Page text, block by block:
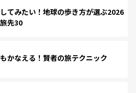
てみたい！地球の歩き方が選ぶ2026
先30
かなえる！賢者の旅テクニック